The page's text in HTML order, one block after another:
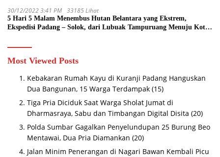
30/12/2022 3:41 PM 33185 Lihat
5 Hari 5 Malam Menembus Hutan Belantara yang Ekstrem,
Ekspedisi Padang – Solok, dari Lubuak Tampuruang Menuju Koto
Most Viewed Posts
Kebakaran Rumah Kayu di Kuranji Padang Hanguskan
Dua Bangunan, 15 Warga Terdampak (15)
Tiga Pria Diciduk Saat Warga Sholat Jumat di
Dharmasraya, Sabu dan Timbangan Digital Disita (20)
Polda Sumbar Gagalkan Penyelundupan 25 Burung Beo
Mentawai, Dua Pria Diamankan (20)
Jalan Minim Penerangan di Nagari Bawan Kembali Picu